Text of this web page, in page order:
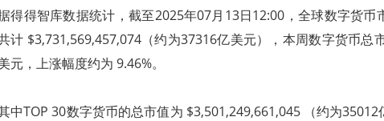
得得智库数据统计，截至2025年07月13日12:00，全球数字货币
计 $3,731,569,457,074（约为37316亿美元），本周数字货币总
元，上涨幅度约为 9.46%。
中TOP 30数字货币的总市值为 $3,501,249,661,045 （约为